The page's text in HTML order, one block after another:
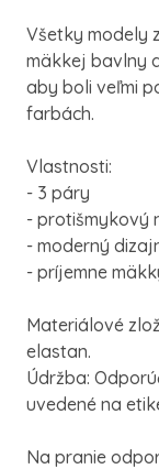
Všetky modely
mäkkej bavlny
aby boli veľmi
farbách.
Vlastnosti:
- 3 páry
- protišmykový
- moderný
- príjemne
Materiálové
elastan.
Údržba:
uvedené na
Na pranie